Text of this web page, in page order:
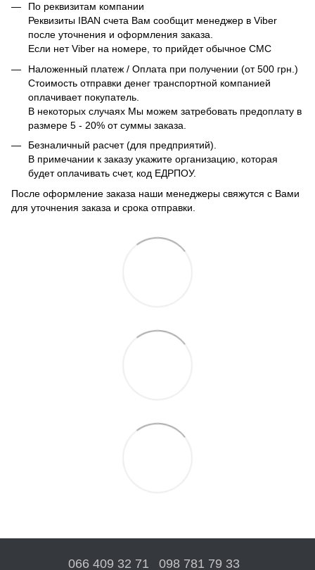
По реквизитам компании
Реквизиты IBAN счета Вам сообщит менеджер в Viber
после уточнения и оформления заказа.
Если нет Viber на номере, то прийдет обычное СМС
Наложенный платеж / Оплата при получении (от 500 грн.)
Стоимость отправки денег транспортной компанией
оплачивает покупатель.
В некоторых случаях Мы можем затребовать предоплату в
размере 5 - 20% от суммы заказа.
Безналичный расчет (для предприятий).
В примечании к заказу укажите организацию, которая
будет оплачивать счет, код ЕДРПОУ.
После оформление заказа наши менеджеры свяжутся с Вами
для уточнения заказа и срока отправки.
066 409 32 71 098 781 79 33